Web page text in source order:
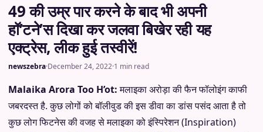
49 की उम्र पार करने के बाद भी अपनी
हॉ’टने’स दिखा कर जलवा बिखेर रही यह
एक्ट्रेस, लीक हुई तस्वीरें!
newszebra·December 24, 2022·1 min read
Malaika Arora Too H’ot:मलाइका अरोड़ा की फैन फॉलोइंग काफी
जबरदस्त है. कुछ लोगों को बॉलीवुड की इस डीवा का डांस पसंद आता है तो
कुछ लोग फिटनेस की वजह से मलाइका को इंस्पिरेशन (Inspiration)